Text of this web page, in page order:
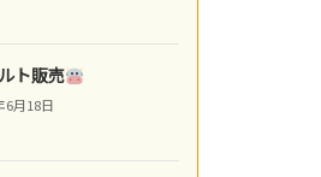
ト販売
6月18日